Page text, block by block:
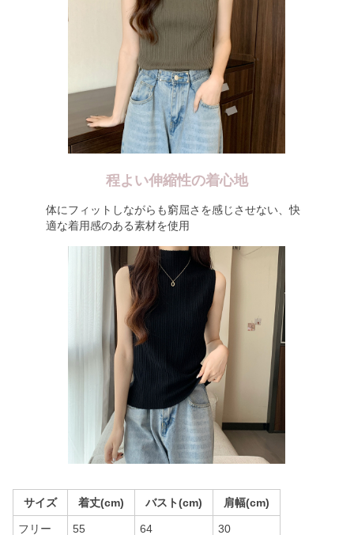
程よい伸縮性の着心地
体にフィットしながらも窮屈さを感じさせない、快
適な着用感のある素材を使用
サイズ 着丈(cm) バスト(cm) 肩幅(cm)
フリー 55 64 30